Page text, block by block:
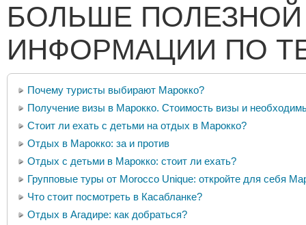
БОЛЬШЕ ПОЛЕЗНОЙ
ИНФОРМАЦИИ ПО
Почему туристы выбирают Марокко?
Получение визы в Марокко. Стоимость визы и
Стоит ли ехать с детьми на отдых в Марокко?
Отдых в Марокко: за и против
Отдых с детьми в Марокко: стоит ли ехать?
Групповые туры от Morocco Unique: откройте для себя
Что стоит посмотреть в Касабланке?
Отдых в Агадире: как добраться?